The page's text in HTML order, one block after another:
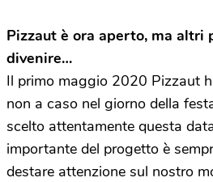
Pizzaut è ora aperto, ma altri
divenire…
Il primo maggio 2020 Pizzaut
non a caso nel giorno della
scelto attentamente questa
importante del progetto è
destare attenzione sul nostro